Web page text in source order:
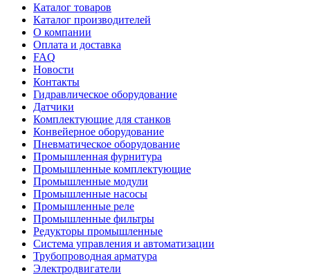
Каталог товаров
Каталог производителей
О компании
Оплата и доставка
FAQ
Новости
Контакты
Гидравлическое оборудование
Датчики
Комплектующие для станков
Конвейерное оборудование
Пневматическое оборудование
Промышленная фурнитура
Промышленные комплектующие
Промышленные модули
Промышленные насосы
Промышленные реле
Промышленные фильтры
Редукторы промышленные
Система управления и автоматизации
Трубопроводная арматура
Электродвигатели